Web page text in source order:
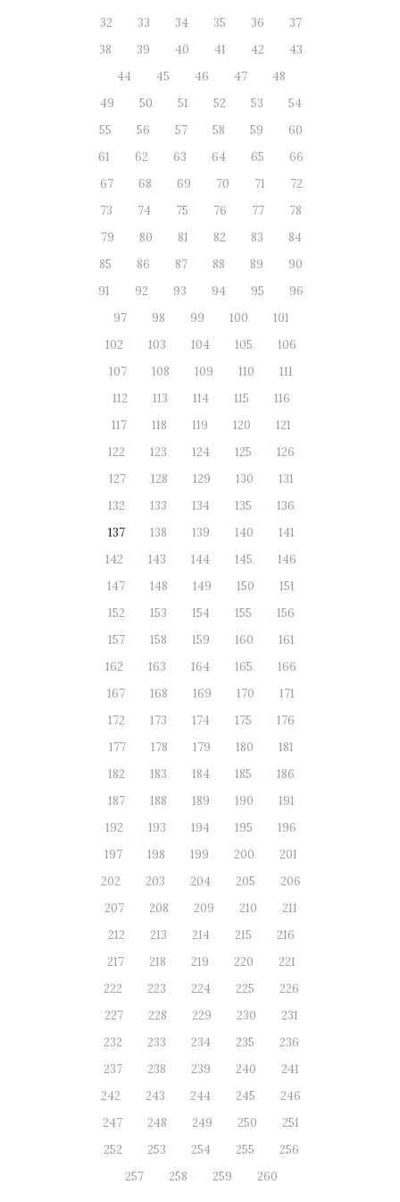
32
33 34 35 36
37
38
39 40 41 42
43
44
45 46 47
48
49
50 51 52 53
54
55
56 57 58 59
60
61
62 63 64 65
66
67
68 69 70 71
72
73
74 75 76 77
78
79
80 81 82 83
84
85
86 87 88 89
90
91
92 93 94 95
96
97
98 99 100
101
102
103 104 105
106
107
108 109 110
111
112
113 114 115
116
117
118 119 120
121
122
123 124 125
126
127
128 129 130
131
132
133 134 135
136
137
138 139 140
141
142
143 144 145
146
147
148 149 150
151
152
153 154 155
156
157
158 159 160
161
162
163 164 165
166
167
168 169 170
171
172
173 174 175
176
177
178 179 180
181
182
183 184 185
186
187
188 189 190
191
192
193 194 195
196
197
198 199 200
201
202
203 204 205
206
207
208 209 210
211
212
213 214 215
216
217
218 219 220
221
222
223 224 225
226
227
228 229 230
231
232
233 234 235
236
237
238 239 240
241
242
243 244 245
246
247
248 249 250
251
252
253 254 255
256
257
258 259 260